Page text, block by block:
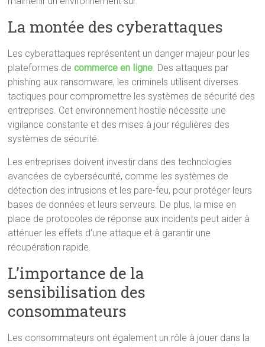
La montée des cyberattaques
Les cyberattaques représentent un danger majeur pour les
plateformes decommerce en ligne . Des attaques par
phishing aux ransomware, les criminels utilisent diverses
tactiques pour compromettre les systèmes de sécurité des
entreprises. Cet environnement hostile nécessite une
vigilance constante et des mises à jour régulières des
systèmes de sécurité.
Les entreprises doivent investir dans des technologies
avancées de cybersécurité, comme les systèmes de
détection des intrusions et les pare-feu, pour protéger leurs
bases de données et leurs serveurs. De plus, la mise en
place de protocoles de réponse aux incidents peut aider à
atténuer les effets d’une attaque et à garantir une
récupération rapide.
L’importance de la
sensibilisation des
consommateurs
Les consommateurs ont également un rôle à jouer dans la